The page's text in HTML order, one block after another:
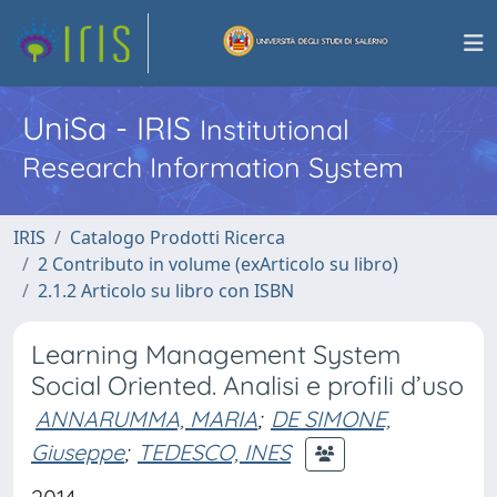
UniSa - IRISInstitutional
Research Information System
IRIS
Catalogo Prodotti Ricerca
2 Contributo in volume (exArticolo su libro)
2.1.2 Articolo su libro con ISBN
Learning Management System
Social Oriented. Analisi e profili d’uso
ANNARUMMA, MARIA; DE SIMONE,
Giuseppe; TEDESCO, INES